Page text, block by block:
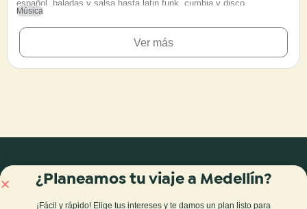
español, baladas y salsa hasta latin funk, cumbia y disco.
Música
Ver más
Blog Tours y experiencias
¿Planeamos tu viaje a Medellín?
¡Fácil y rápido! Elige tus intereses y te damos un plan listo para